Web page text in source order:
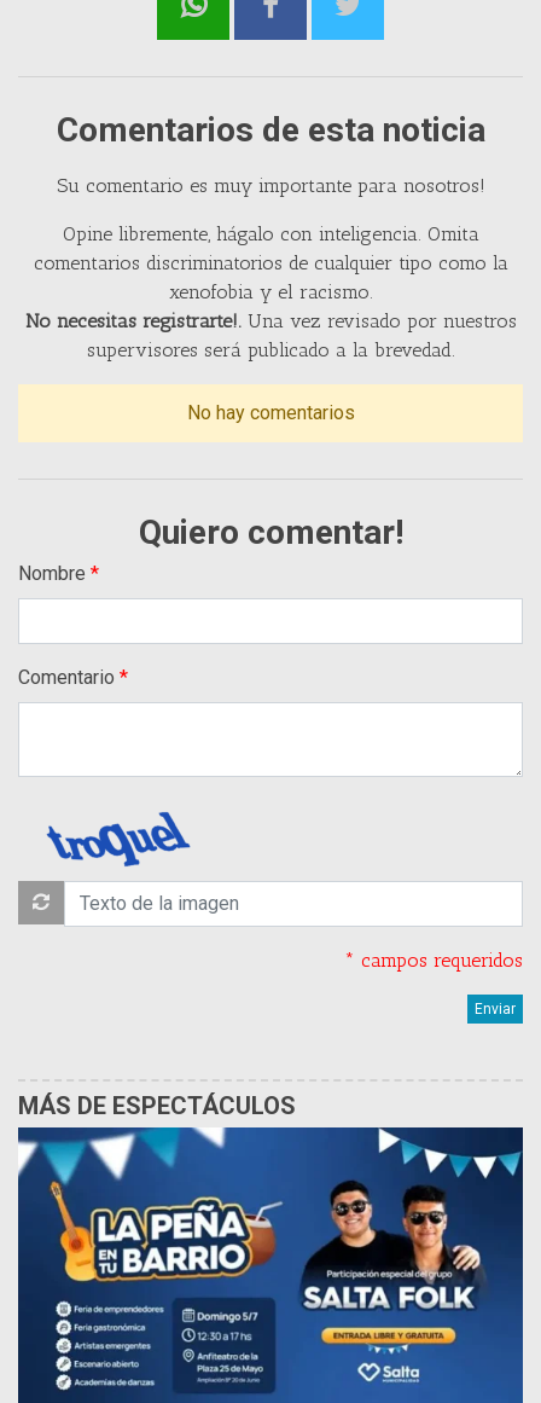
Comentarios de esta noticia
Su comentario es muy importante para nosotros!
Opine libremente, hágalo con inteligencia. Omita
comentarios discriminatorios de cualquier tipo como la
xenofobia y el racismo.
No necesitas registrarte!.Una vez revisado por nuestros
supervisores será publicado a la brevedad.
No hay comentarios
Quiero comentar!
Nombre
Comentario
* campos requeridos
MÁS DE ESPECTÁCULOS